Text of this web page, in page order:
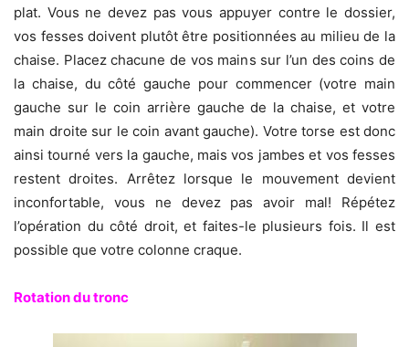
plat. Vous ne devez pas vous appuyer contre le dossier,
vos fesses doivent plutôt être positionnées au milieu de la
chaise. Placez chacune de vos mains sur l’un des coins de
la chaise, du côté gauche pour commencer (votre main
gauche sur le coin arrière gauche de la chaise, et votre
main droite sur le coin avant gauche). Votre torse est donc
ainsi tourné vers la gauche, mais vos jambes et vos fesses
restent droites. Arrêtez lorsque le mouvement devient
inconfortable, vous ne devez pas avoir mal! Répétez
l’opération du côté droit, et faites-le plusieurs fois. Il est
possible que votre colonne craque.
Rotation du tronc